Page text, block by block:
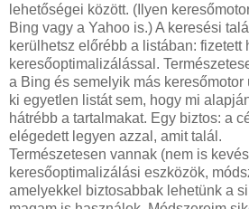
lehetőségei között. (Ilyen
Bing vagy a Yahoo is.) A keresési
kerülhetsz előrébb a listában: fizetett
keresőoptimalizálással.
a Bing és semelyik más keresőmotor
ki egyetlen listát sem, hogy mi
hátrébb a tartalmakat. Egy biztos: a
elégedett legyen azzal, amit talál.
Természetesen vannak (nem is
keresőoptimalizálási eszközök,
amelyekkel biztosabbak lehetünk a